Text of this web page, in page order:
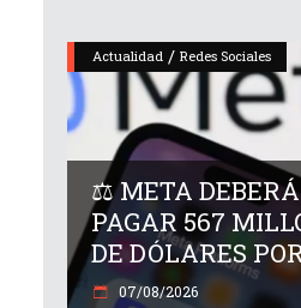
Actualidad / Redes Sociales
⚖️ META DEBERÁ
PAGAR 567
DE DÓLARES
07/08/2026